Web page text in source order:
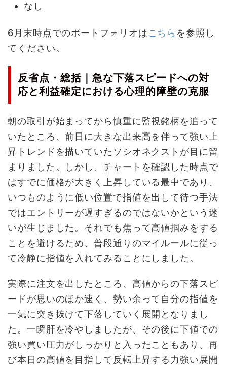
なし
6月末時点でのポートフォリオはこちら を参照し
てください。
反省点・総括｜急な下落スピードへの対
応と利益確定における心理的障壁の克服
朝の取引が始まってから慎重に監視銘柄を追って
いたところ、前日に大きな出来高を伴って強い上
昇トレンドを描いていたソシオネクストが目に留
まりました。しかし、チャートを確認した時点で
はすでに価格が大きく上昇している最中であり、
いつものように低い位置で指値を出して待つ手法
ではエントリーが遅すぎるのではないかという迷
いが生じました。それでも焦って高値掴みをする
ことを避けるため、普段通りのマイルールに従っ
て冷静に指値を入れてみることにしました。
実際に注文を出したところ、高値からの下落スピ
ードが思いのほか速く、勢い余って自分の指値を
一気に突き抜けて下落していく展開となりまし
た。一瞬肝を冷やしましたが、その後に下値での
強い買い圧力がしっかりと入ったこともあり、再
び本日の高値を目指して反転上昇する力強い展開